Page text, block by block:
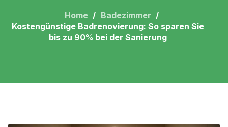
Home
Badezimmer
Kostengünstige Badrenovierung: So sparen Sie
bis zu 90% bei der Sanierung